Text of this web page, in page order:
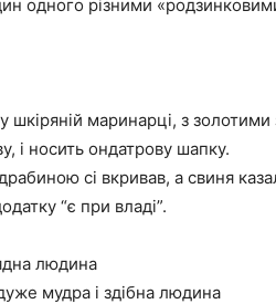
одного різними
шкіряній маринарці, з
і носить ондатрову шапку.
сі вкривав, а свиня
“є при владі”.
людина
мудра і здібна людина